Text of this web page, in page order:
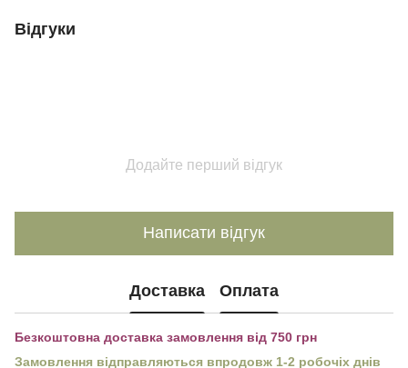
Відгуки
Додайте перший відгук
Написати відгук
Доставка Оплата
Безкоштовна доставка замовлення від 750 грн
Замовлення відправляються впродовж 1-2 робочіх днів